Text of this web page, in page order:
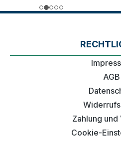
AGB
Zahlung und
Cookie-